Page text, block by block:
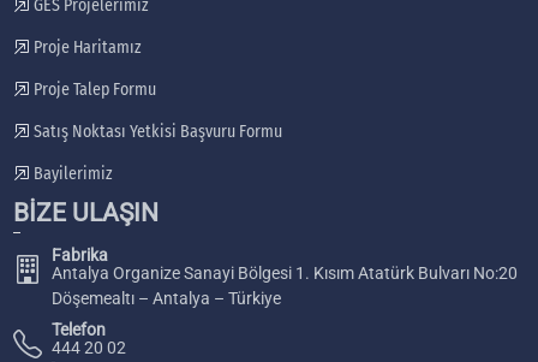
GES Projelerimiz
Proje Haritamız
Proje Talep Formu
Satış Noktası Yetkisi Başvuru Formu
Bayilerimiz
BİZE ULAŞIN
Fabrika
Antalya Organize Sanayi Bölgesi 1. Kısım Atatürk Bulvarı No:20
Döşemealtı – Antalya – Türkiye
Telefon
444 20 02